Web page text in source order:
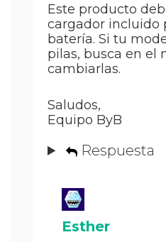
Este producto
cargador incluido
batería. Si tu
pilas, busca en el
cambiarlas.
Saludos,
Equipo ByB
Respuesta
Esther